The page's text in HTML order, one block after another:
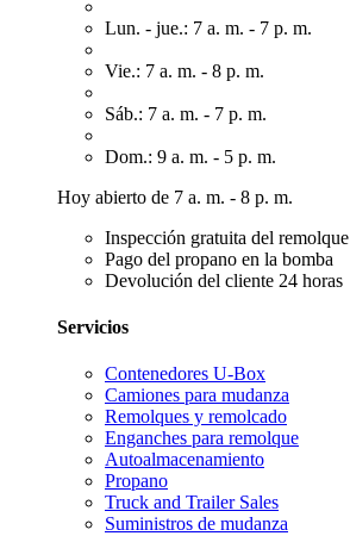
Lun. - jue.: 7 a. m. - 7 p. m.
Vie.: 7 a. m. - 8 p. m.
Sáb.: 7 a. m. - 7 p. m.
Dom.: 9 a. m. - 5 p. m.
Hoy abierto de 7 a. m. - 8 p. m.
Inspección gratuita del remolque
Pago del propano en la bomba
Devolución del cliente 24 horas
Servicios
Contenedores U-Box
Camiones para mudanza
Remolques y remolcado
Enganches para remolque
Autoalmacenamiento
Propano
Truck and Trailer Sales
Suministros de mudanza